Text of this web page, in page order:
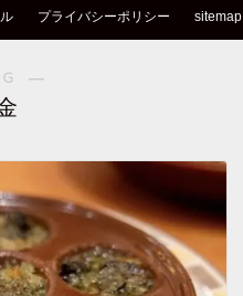
プライバシーポリシー sitemap
―